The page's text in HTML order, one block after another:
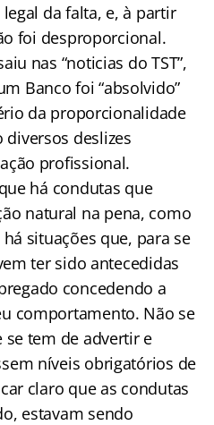
da falta, e, à partir
foi desproporcional.
nas “noticias do TST”,
Banco foi “absolvido”
da proporcionalidade
deslizes
profissional.
há condutas que
natural na pena, como
situações que, para se
ter sido antecedidas
concedendo a
comportamento. Não se
tem de advertir e
níveis obrigatórios de
claro que as condutas
estavam sendo